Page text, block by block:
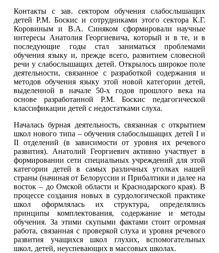
Контакты с зав. сектором обучения слабослышащих
детей Р.М. Боскис и сотрудниками этого сектора К.Г.
Коровиным и В.А. Синяком сформировали научные
интересы Анатолия Георгиевича, который и в те, и в
последующие годы стал заниматься проблемами
обучения языку и, прежде всего, развитием словесной
речи у слабослышащих детей. Открылось широкое поле
деятельности, связанное с разработкой содержания и
методов обучения языку этой новой категории детей,
выделенной в начале 50-х годов прошлого века на
основе разработанной Р.М. Боскис педагогической
классификации детей с недостатками слуха.
Началась бурная деятельность, связанная с открытием
школ нового типа – обучения слабослышащих детей I и
II отделений (в зависимости от уровня их речевого
развития). Анатолий Георгиевич активно участвует в
формировании сети специальных учреждений для этой
категории детей в самых различных уголках нашей
страны (начиная от Белоруссии и Прибалтики и далее на
восток – до Омской области и Краснодарского края). В
процессе создания новых в сурдологической практике
школ оформлялась их структура, определялись
принципы комплектования, содержание и методы
обучения. За этими скупыми фактами стоит огромная
работа, связанная с проверкой слуха и уровня речевого
развития учащихся школ глухих, вспомогательных
школ, детей, неуспевающих в массовых школах.